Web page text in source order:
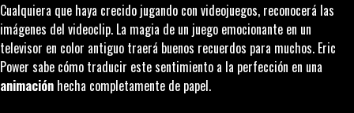
Cualquiera que haya crecido jugando con videojuegos, reconocerá las
imágenes del videoclip. La magia de un juego emocionante en un
televisor en color antiguo traerá buenos recuerdos para muchos. Eric
Power sabe cómo traducir este sentimiento a la perfección en una
animación hecha completamente de papel.